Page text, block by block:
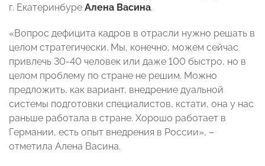
г. Екатеринбуре Алена Васина.
«Вопрос дефицита кадров в отрасли нужно решать в
целом стратегически. Мы, конечно, можем сейчас
привлечь 30-40 человек или даже 100 быстро, но в
целом проблему по стране не решим. Можно
предложить, как вариант, внедрение дуальной
системы подготовки специалистов, кстати, она у нас
раньше работала в стране. Хорошо работает в
Германии, есть опыт внедрения в России», –
отметила Алена Васина.